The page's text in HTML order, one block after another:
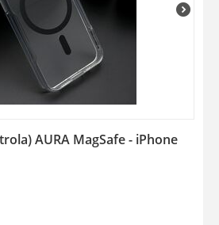
AURA MagSafe - iPhone